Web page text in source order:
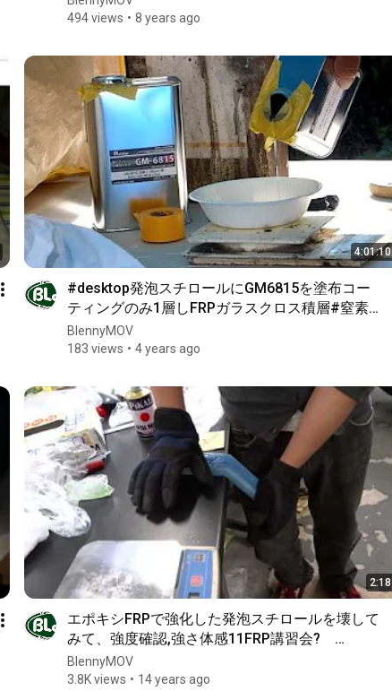
性（かとうせい)GM-6800どぉ!!3th
494 views
8 years ago
4:01:10
#desktop発泡スチロールにGM6815を塗布コー
ティングのみ1層しFRPガラスクロス積層#窒素
液体#液体窒素を入れ筐体の強度確認YouTubeと
ヴィメオvomeoビメオ動画クールF3th
BlennyMOV
183 views
4 years ago
2:18
エポキシFRPで強化した発泡スチロールを壊して
みて、強度確認,強さ体感11FRP講習会?
CFRP&FRPカンファレンス? 構造接着&CFRPワ
ークショップ?どぉするの?
BlennyMOV
3.8K views
14 years ago